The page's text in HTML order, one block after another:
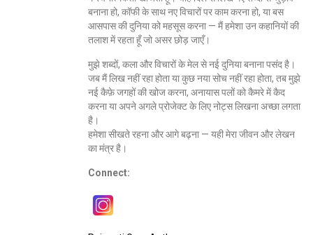
बनाना हो, कॉफी के साथ नए विचारों पर काम करना हो, या बस
आसपास की दुनिया को महसूस करना — मैं हमेशा उन कहानियों की
तलाश में रहता हूँ जो असर छोड़ जाएँ।
मुझे शब्दों, कला और विचारों के मेल से नई दुनिया बनाना पसंद है।
जब मैं लिख नहीं रहा होता या कुछ नया सोच नहीं रहा होता, तब मुझे
नई कैफ़े जगहों की खोज करना, अनायास पलों को कैमरे में कैद
करना या अपने अगले प्रोजेक्ट के लिए नोट्स लिखना अच्छा लगता
है।
हमेशा सीखते रहना और आगे बढ़ना — यही मेरा जीवन और लेखन
का मंत्र है।
Connect: